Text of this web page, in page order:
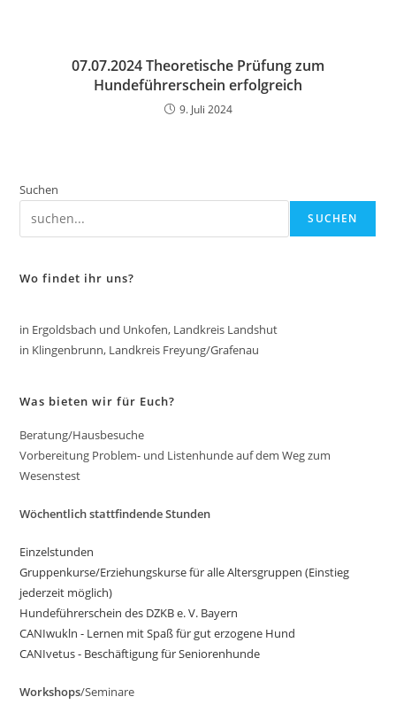
07.07.2024 Theoretische Prüfung zum
Hundeführerschein erfolgreich
9. Juli 2024
Suchen
SUCHEN
Wo findet ihr uns?
in Ergoldsbach und Unkofen, Landkreis Landshut
in Klingenbrunn, Landkreis Freyung/Grafenau
Was bieten wir für Euch?
Beratung/Hausbesuche
Vorbereitung Problem- und Listenhunde auf dem Weg zum
Wesenstest
Wöchentlich stattfindende Stunden
Einzelstunden
Gruppenkurse/Erziehungskurse für alle Altersgruppen (Einstieg
jederzeit möglich)
Hundeführerschein des DZKB e. V. Bayern
CANIwukln - Lernen mit Spaß für gut erzogene Hund
CANIvetus - Beschäftigung für Seniorenhunde
Workshops/Seminare